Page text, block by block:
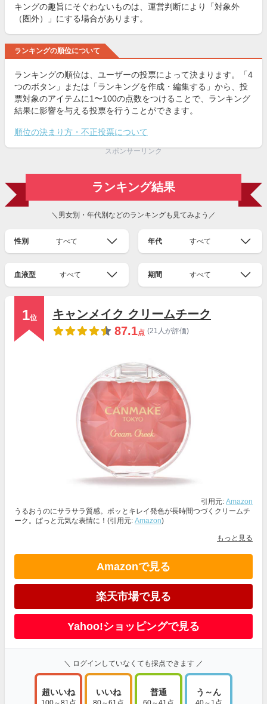
キングの趣旨にそぐわないものは、運営判断により「対象外
（圏外）」にする場合があります。
ランキングの順位について
ランキングの順位は、ユーザーの投票によって決まります。「4
つのボタン」または「ランキングを作成・編集する」から、投
票対象のアイテムに1〜100の点数をつけることで、ランキング
結果に影響を与える投票を行うことができます。
順位の決まり方・不正投票について
スポンサーリンク
ランキング結果
＼男女別・年代別などのランキングも見てみよう／
性別 すべて 年代 すべて
血液型 すべて 期間 すべて
1位
キャンメイク クリームチーク
87.1点 (21人が評価)
引用元: Amazon
うるおうのにサラサラ質感。ポッとキレイ発色が長時間つづくクリームチ
ーク。ぱっと元気な表情に！(引用元: Amazon)
もっと見る
Amazonで見る
楽天市場で見る
Yahoo!ショッピングで見る
＼ ログインしていなくても採点できます ／
超いいね いいね 普通 う～ん